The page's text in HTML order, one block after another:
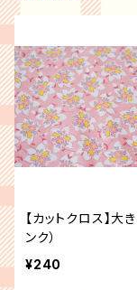
【カットクロス】大
ンク）
¥240